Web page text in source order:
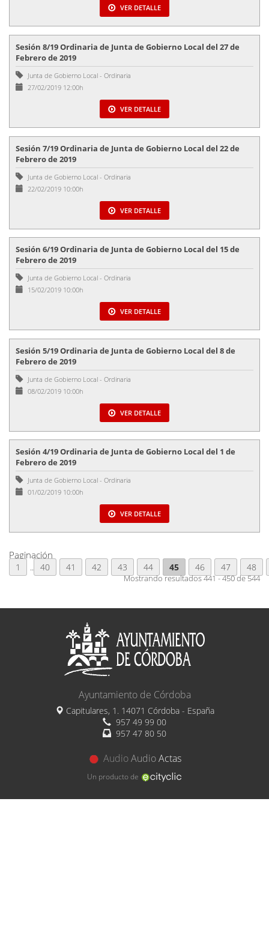
VER DETALLE
Sesión 8/19 Ordinaria de Junta de Gobierno Local del 27 de
Febrero de 2019
Junta de Gobierno Local - Ordinaria
27/02/2019 12:00h
VER DETALLE
Sesión 7/19 Ordinaria de Junta de Gobierno Local del 22 de
Febrero de 2019
Junta de Gobierno Local - Ordinaria
22/02/2019 10:00h
VER DETALLE
Sesión 6/19 Ordinaria de Junta de Gobierno Local del 15 de
Febrero de 2019
Junta de Gobierno Local - Ordinaria
15/02/2019 10:00h
VER DETALLE
Sesión 5/19 Ordinaria de Junta de Gobierno Local del 8 de
Febrero de 2019
Junta de Gobierno Local - Ordinaria
08/02/2019 10:00h
VER DETALLE
Sesión 4/19 Ordinaria de Junta de Gobierno Local del 1 de
Febrero de 2019
Junta de Gobierno Local - Ordinaria
01/02/2019 10:00h
VER DETALLE
Paginación
1 .. 40 41 42 43 44 45 46 47 48
Mostrando resultados 441 - 450 de 544
Ayuntamiento de Córdoba
Capitulares, 1. 14071 Córdoba - España
957 49 99 00
957 47 80 50
AudioAudioActas
Un producto de